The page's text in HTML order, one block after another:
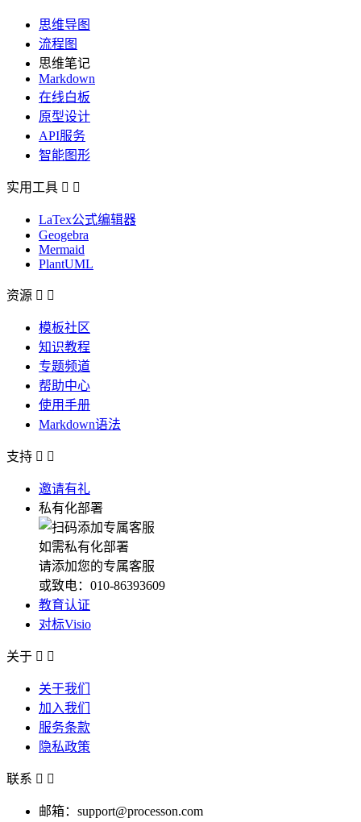
思维导图
流程图
思维笔记
Markdown
在线白板
原型设计
API服务
智能图形
实用工具  
LaTex公式编辑器
Geogebra
Mermaid
PlantUML
资源  
模板社区
知识教程
专题频道
帮助中心
使用手册
Markdown语法
支持  
邀请有礼
私有化部署
如需私有化部署
请添加您的专属客服
或致电：010-86393609
教育认证
对标Visio
关于  
关于我们
加入我们
服务条款
隐私政策
联系  
邮箱：support@processon.com